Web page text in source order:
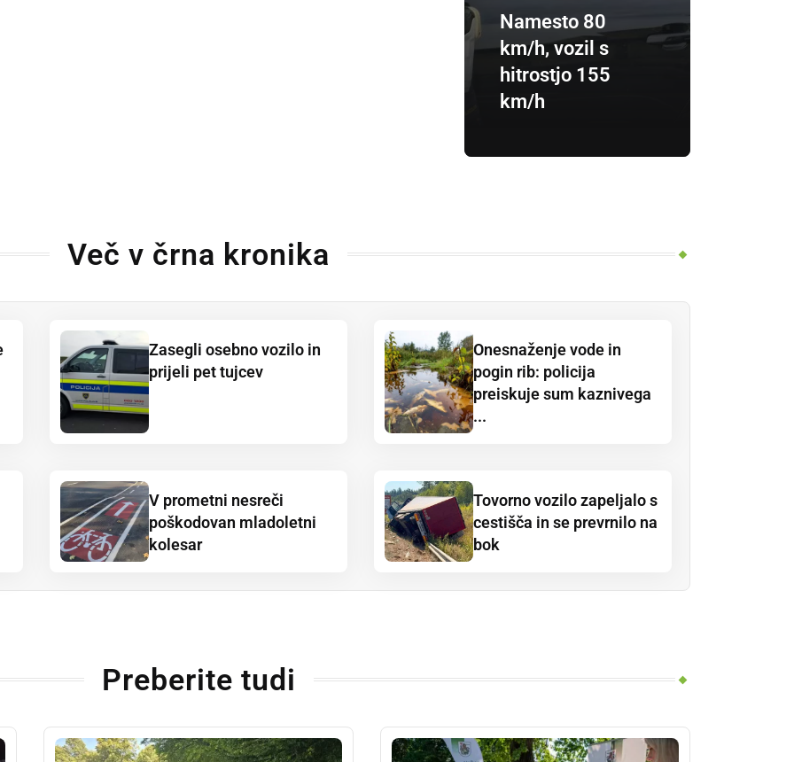
Namesto 80
km/h, vozil s
hitrostjo 155
km/h
Več v črna kronika
Zasegli osebno vozilo in
prijeli pet tujcev
Onesnaženje vode in
pogin rib: policija
preiskuje sum kaznivega
...
V prometni nesreči
poškodovan mladoletni
kolesar
Tovorno vozilo zapeljalo s
cestišča in se prevrnilo na
bok
Preberite tudi